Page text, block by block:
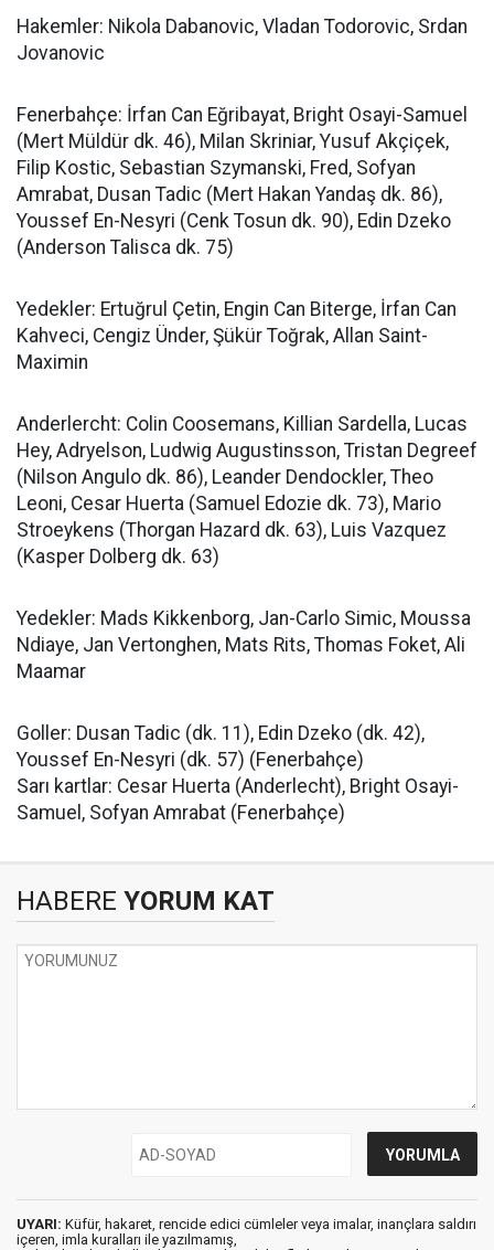
Hakemler: Nikola Dabanovic, Vladan Todorovic, Srdan
Jovanovic
Fenerbahçe: İrfan Can Eğribayat, Bright Osayi-Samuel
(Mert Müldür dk. 46), Milan Skriniar, Yusuf Akçiçek,
Filip Kostic, Sebastian Szymanski, Fred, Sofyan
Amrabat, Dusan Tadic (Mert Hakan Yandaş dk. 86),
Youssef En-Nesyri (Cenk Tosun dk. 90), Edin Dzeko
(Anderson Talisca dk. 75)
Yedekler: Ertuğrul Çetin, Engin Can Biterge, İrfan Can
Kahveci, Cengiz Ünder, Şükür Toğrak, Allan Saint-
Maximin
Anderlercht: Colin Coosemans, Killian Sardella, Lucas
Hey, Adryelson, Ludwig Augustinsson, Tristan Degreef
(Nilson Angulo dk. 86), Leander Dendockler, Theo
Leoni, Cesar Huerta (Samuel Edozie dk. 73), Mario
Stroeykens (Thorgan Hazard dk. 63), Luis Vazquez
(Kasper Dolberg dk. 63)
Yedekler: Mads Kikkenborg, Jan-Carlo Simic, Moussa
Ndiaye, Jan Vertonghen, Mats Rits, Thomas Foket, Ali
Maamar
Goller: Dusan Tadic (dk. 11), Edin Dzeko (dk. 42),
Youssef En-Nesyri (dk. 57) (Fenerbahçe)
Sarı kartlar: Cesar Huerta (Anderlecht), Bright Osayi-
Samuel, Sofyan Amrabat (Fenerbahçe)
HABERE YORUM KAT
UYARI: Küfür, hakaret, rencide edici cümleler veya imalar, inançlara saldırı
içeren, imla kuralları ile yazılmamış,